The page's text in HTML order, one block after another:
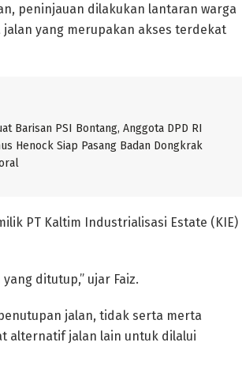
peninjauan dilakukan lantaran warga
yang merupakan akses terdekat
Barisan PSI Bontang, Anggota DPD RI
Henock Siap Pasang Badan Dongkrak
PT Kaltim Industrialisasi Estate (KIE)
ditutup,” ujar Faiz.
jalan, tidak serta merta
alternatif jalan lain untuk dilalui